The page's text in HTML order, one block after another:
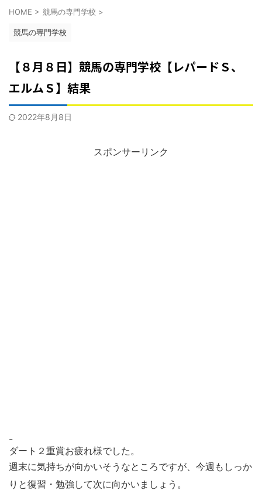
HOME > 競馬の専門学校 >
競馬の専門学校
【８月８日】競馬の専門学校【レパードＳ、
エルムＳ】結果
2022年8月8日
スポンサーリンク
-
ダート２重賞お疲れ様でした。
週末に気持ちが向かいそうなところですが、今週もしっか
りと復習・勉強して次に向かいましょう。